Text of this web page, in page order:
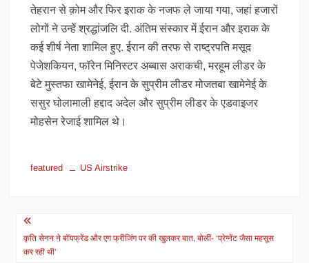
तेहरान से क़ोम और फिर इराक के नजफ ले जाया गया, जहां हजारों
लोगों ने उन्हें श्रद्धांजलि दी. अंतिम संस्कार में ईरान और इराक के
कई शीर्ष नेता शामिल हुए. ईरान की तरफ से राष्ट्रपति मसूद
पेजेशकियन, फॉरेन मिनिस्टर अब्बास अराकची, मरहूम लीडर के
बेटे मुस्तफा खामेनेई, ईरान के सुप्रीम लीडर मोजतबा खामेनेई के
ससुर घोलामाली हद्दाद अदेल और सुप्रीम लीडर के एडवाइजर
मोहसेन रेजाई शामिल थे।
featured US Airstrike
Post
navigation
कृति सेनन ने बॉयफ्रेंड और एग फ्रीजिंग पर की खुलकर बात, बोलीं- ‘प्रेग्नेंट जैसा महसूस
कर रही थी’